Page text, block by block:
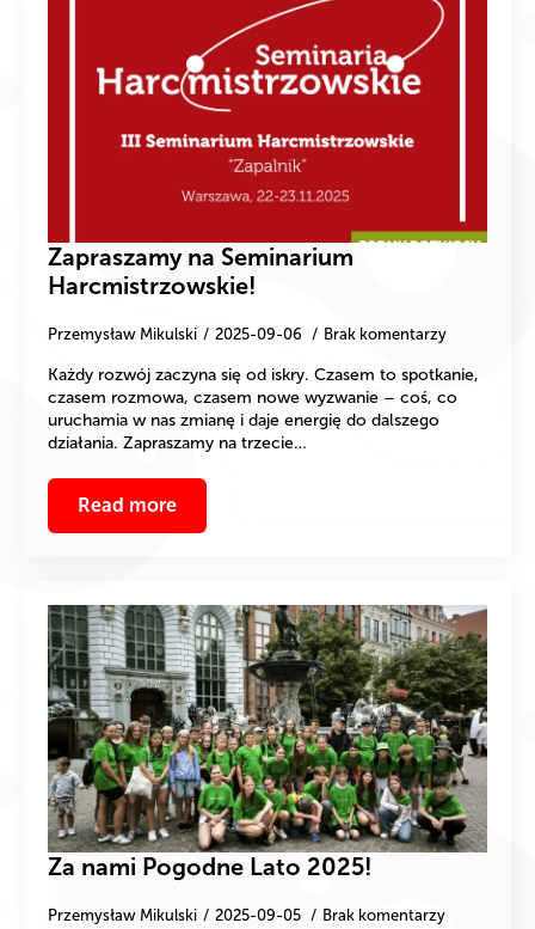
Zapraszamy na Seminarium
Harcmistrzowskie!
Przemysław Mikulski 2025-09-06 Brak komentarzy
Każdy rozwój zaczyna się od iskry. Czasem to spotkanie,
czasem rozmowa, czasem nowe wyzwanie – coś, co
uruchamia w nas zmianę i daje energię do dalszego
działania. Zapraszamy na trzecie…
Read more
Za nami Pogodne Lato 2025!
Przemysław Mikulski 2025-09-05 Brak komentarzy